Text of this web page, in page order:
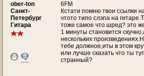
ober-ton
Санкт-
Петербург
Гитара
6FM
Кстати помню твои ссылки
чтото типо слэпа на
тоже самое что шред? это
1 минуты становится
нескольких
тебе должное,иты в этом
или лучше сказать что ты
странный?